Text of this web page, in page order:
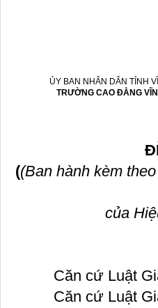
ỦY BAN NHÂN DÂN TỈNH
TRƯỜNG CAO ĐẲNG
((Ban hành kèm
của
Căn cứ Luật Giáo
Căn cứ Luật Giáo